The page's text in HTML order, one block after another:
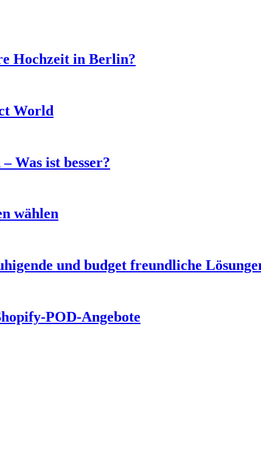
Hochzeit in Berlin?
World
Was ist besser?
wählen
und budget freundliche
POD-Angebote